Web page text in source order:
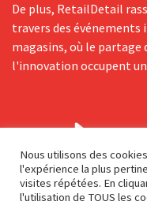
De plus, RetailDetail
travers des événements
magasins, où le partage
l'innovation occupent
Nous utilisons des
l'expérience la plus
visites répétées. En
l'utilisation de TOUS les